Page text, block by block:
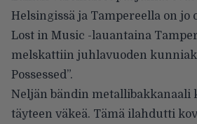
Helsingissä ja Tampereella on jo
Lost in Music -lauantaina
melskattiin juhlavuoden
Possessed”.
Neljän bändin metallibakkanaali
täyteen väkeä. Tämä ilahdutti